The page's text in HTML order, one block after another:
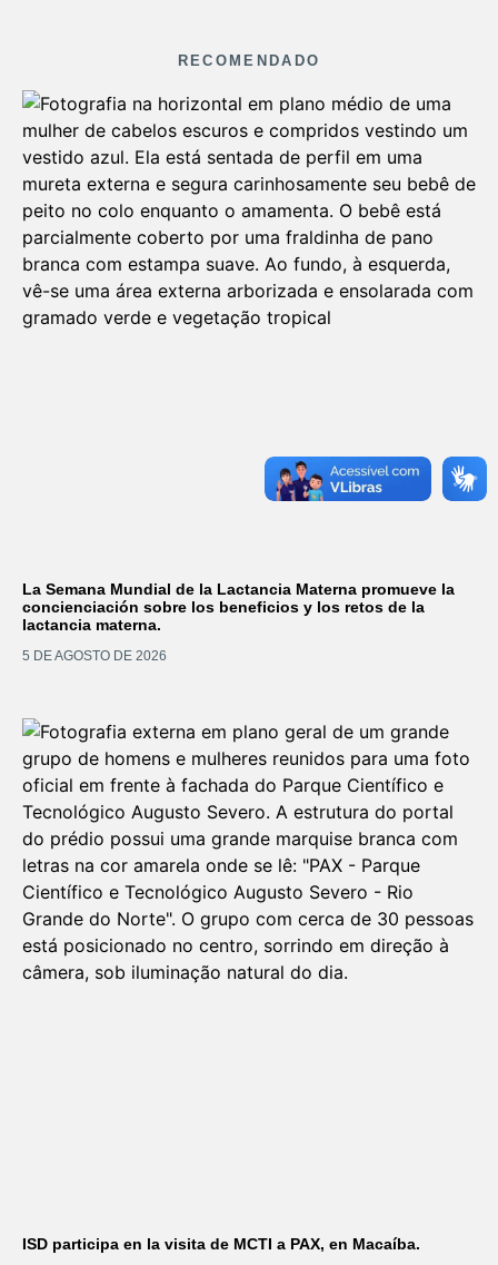
RECOMENDADO
La Semana Mundial de la Lactancia Materna promueve la
concienciación sobre los beneficios y los retos de la
lactancia materna.
5 DE AGOSTO DE 2026
ISD participa en la visita de MCTI a PAX, en Macaíba.